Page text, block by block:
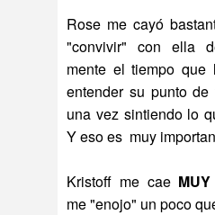
Rose me cayó
"convivir" con ella
mente el tiempo
entender su punto
una vez sintiendo lo
Y eso es muy
Kristoff me cae
me "enojo" un poco